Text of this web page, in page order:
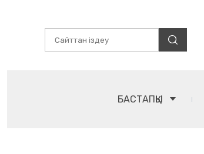
БАСТАПҚЫ